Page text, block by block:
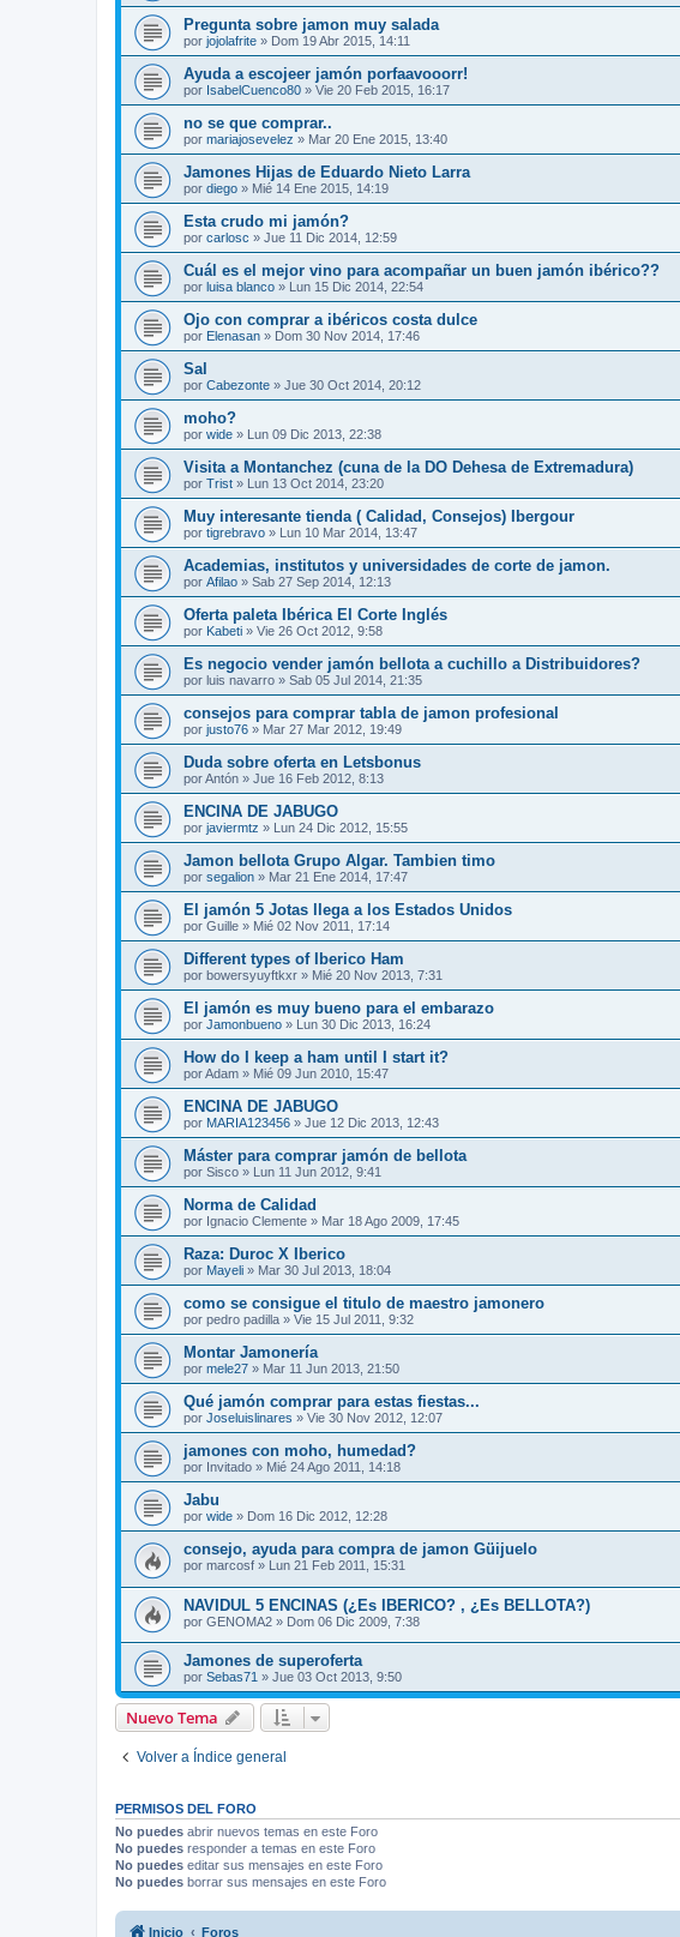
Pregunta sobre jamon muy salada
por jojolafrite » Dom 19 Abr 2015, 14:11
Ayuda a escojeer jamón porfaavooorr!
por IsabelCuenco80 » Vie 20 Feb 2015, 16:17
no se que comprar..
por mariajosevelez » Mar 20 Ene 2015, 13:40
Jamones Hijas de Eduardo Nieto Larra
por diego » Mié 14 Ene 2015, 14:19
Esta crudo mi jamón?
por carlosc » Jue 11 Dic 2014, 12:59
Cuál es el mejor vino para acompañar un buen jamón ibérico??
por luisa blanco » Lun 15 Dic 2014, 22:54
Ojo con comprar a ibéricos costa dulce
por Elenasan » Dom 30 Nov 2014, 17:46
Sal
por Cabezonte » Jue 30 Oct 2014, 20:12
moho?
por wide » Lun 09 Dic 2013, 22:38
Visita a Montanchez (cuna de la DO Dehesa de Extremadura)
por Trist » Lun 13 Oct 2014, 23:20
Muy interesante tienda ( Calidad, Consejos) Ibergour
por tigrebravo » Lun 10 Mar 2014, 13:47
Academias, institutos y universidades de corte de jamon.
por Afilao » Sab 27 Sep 2014, 12:13
Oferta paleta Ibérica El Corte Inglés
por Kabeti » Vie 26 Oct 2012, 9:58
Es negocio vender jamón bellota a cuchillo a Distribuidores?
por luis navarro » Sab 05 Jul 2014, 21:35
consejos para comprar tabla de jamon profesional
por justo76 » Mar 27 Mar 2012, 19:49
Duda sobre oferta en Letsbonus
porAntón » Jue 16 Feb 2012, 8:13
ENCINA DE JABUGO
por javiermtz » Lun 24 Dic 2012, 15:55
Jamon bellota Grupo Algar. Tambien timo
por segalion » Mar 21 Ene 2014, 17:47
El jamón 5 Jotas llega a los Estados Unidos
por Guille » Mié 02 Nov 2011, 17:14
Different types of Iberico Ham
por bowersyuyftkxr » Mié 20 Nov 2013, 7:31
El jamón es muy bueno para el embarazo
por Jamonbueno » Lun 30 Dic 2013, 16:24
How do I keep a ham until I start it?
porAdam » Mié 09 Jun 2010, 15:47
ENCINA DE JABUGO
por MARIA123456 » Jue 12 Dic 2013, 12:43
Máster para comprar jamón de bellota
por Sisco » Lun 11 Jun 2012, 9:41
Norma de Calidad
por Ignacio Clemente » Mar 18 Ago 2009, 17:45
Raza: Duroc X Iberico
por Mayeli » Mar 30 Jul 2013, 18:04
como se consigue el titulo de maestro jamonero
por pedro padilla » Vie 15 Jul 2011, 9:32
Montar Jamonería
por mele27 » Mar 11 Jun 2013, 21:50
Qué jamón comprar para estas fiestas...
por Joseluislinares » Vie 30 Nov 2012, 12:07
jamones con moho, humedad?
por Invitado » Mié 24 Ago 2011, 14:18
Jabu
por wide » Dom 16 Dic 2012, 12:28
consejo, ayuda para compra de jamon Güijuelo
por marcosf » Lun 21 Feb 2011, 15:31
NAVIDUL 5 ENCINAS (¿Es IBERICO? , ¿Es BELLOTA?)
por GENOMA2 » Dom 06 Dic 2009, 7:38
Jamones de superoferta
por Sebas71 » Jue 03 Oct 2013, 9:50
Nuevo Tema
Volver a Índice general
PERMISOS DEL FORO
No puedes abrir nuevos temas en este Foro
No puedes responder a temas en este Foro
No puedes editar sus mensajes en este Foro
No puedes borrar sus mensajes en este Foro
Inicio Foros